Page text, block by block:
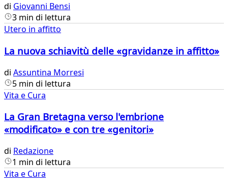
di Giovanni Bensi
3 min di lettura
Utero in affitto
La nuova schiavitù delle «gravidanze in affitto»
di Assuntina Morresi
5 min di lettura
Vita e Cura
La Gran Bretagna verso l'embrione
«modificato» e con tre «genitori»
di Redazione
1 min di lettura
Vita e Cura